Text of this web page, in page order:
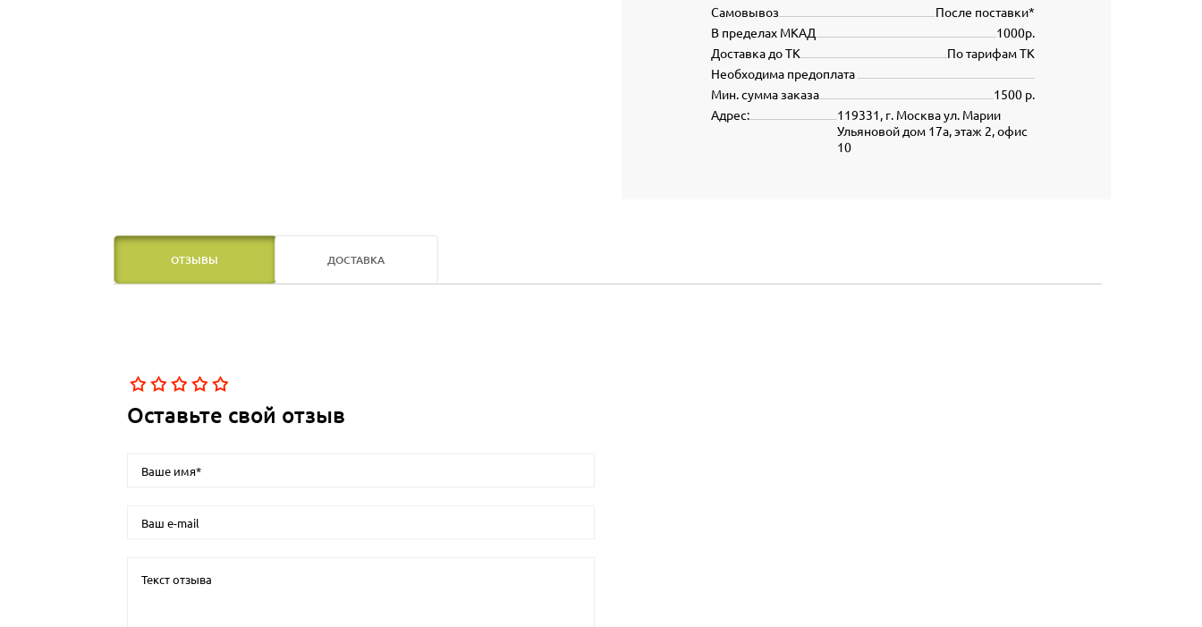
После поставки*
Самовывоз
1000р.
В пределах МКАД
По тарифам ТК
Доставка до ТК
Необходима предоплата
1500 р.
Мин. сумма заказа
119331, г. Москва ул. Марии
Ульяновой дом 17а, этаж 2, офис
10
Адрес:
ОТЗЫВЫ ДОСТАВКА
Оставьте свой отзыв